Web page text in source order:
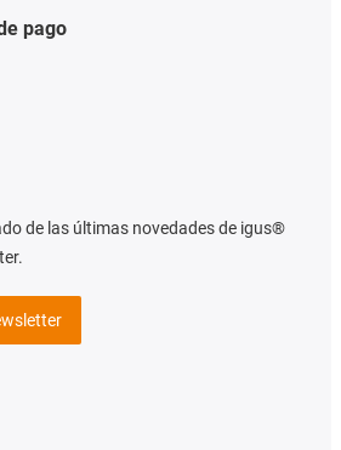
pago
de las últimas novedades de igus®